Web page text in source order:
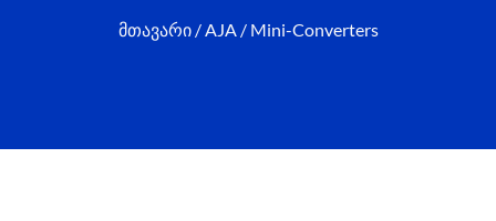
მთავარი/AJA/ Mini-Converters